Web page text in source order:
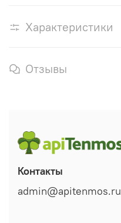
Характеристики
Отзывы
Контакты
admin@apitenmos.ru